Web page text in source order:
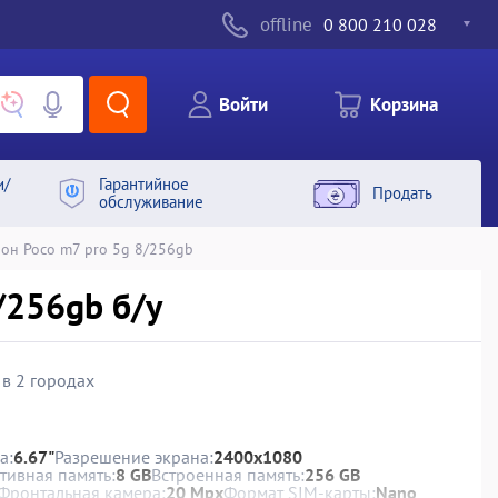
offline 0 800 210 028
Войти Корзина
Гарантийное
обслуживание
Продать
Poco m7 pro 5g 8/256gb
б/у
2 городах
6.67"Разрешение экрана:2400x1080
память:8 GBВстроенная память:256 GB
камера:20 MpxФормат SIM-карты:Nano